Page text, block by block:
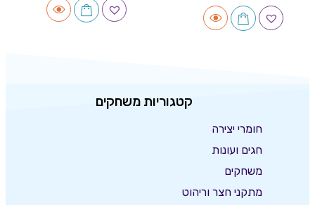
קטגוריות משחקים
חומרי יצירה
חגים ועונות
משחקים
מתקני חצר וריהוט